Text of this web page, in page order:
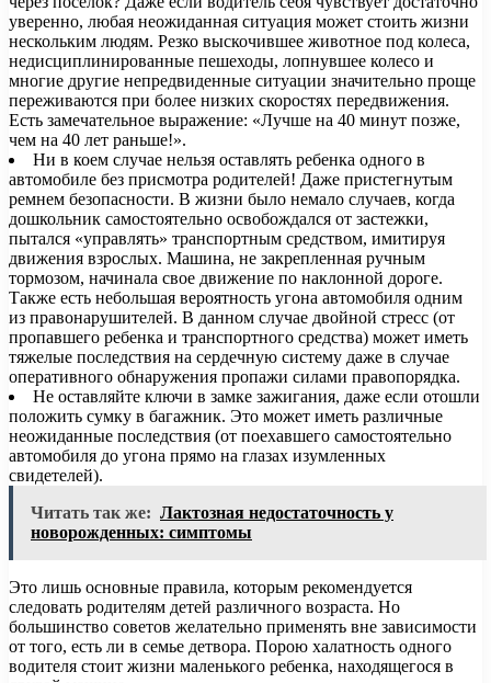
уверенно, любая неожиданная ситуация может стоить жизни
нескольким людям. Резко выскочившее животное под колеса,
недисциплинированные пешеходы, лопнувшее колесо и
многие другие непредвиденные ситуации значительно проще
переживаются при более низких скоростях передвижения.
Есть замечательное выражение: «Лучше на 40 минут позже,
чем на 40 лет раньше!».
Ни в коем случае нельзя оставлять ребенка одного в
автомобиле без присмотра родителей! Даже пристегнутым
ремнем безопасности. В жизни было немало случаев, когда
дошкольник самостоятельно освобождался от застежки,
пытался «управлять» транспортным средством, имитируя
движения взрослых. Машина, не закрепленная ручным
тормозом, начинала свое движение по наклонной дороге.
Также есть небольшая вероятность угона автомобиля одним
из правонарушителей. В данном случае двойной стресс (от
пропавшего ребенка и транспортного средства) может иметь
тяжелые последствия на сердечную систему даже в случае
оперативного обнаружения пропажи силами правопорядка.
Не оставляйте ключи в замке зажигания, даже если отошли
положить сумку в багажник. Это может иметь различные
неожиданные последствия (от поехавшего самостоятельно
автомобиля до угона прямо на глазах изумленных
свидетелей).
Читать так же: Лактозная недостаточность у
новорожденных: симптомы
Это лишь основные правила, которым рекомендуется
следовать родителям детей различного возраста. Но
большинство советов желательно применять вне зависимости
от того, есть ли в семье детвора. Порою халатность одного
водителя стоит жизни маленького ребенка, находящегося в